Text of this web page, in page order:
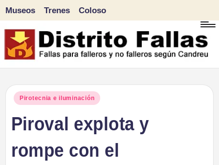
Saltar
al
Museos Trenes Coloso
Publicado
Pirotecnia e iluminación
Piroval explota y
rompe con el